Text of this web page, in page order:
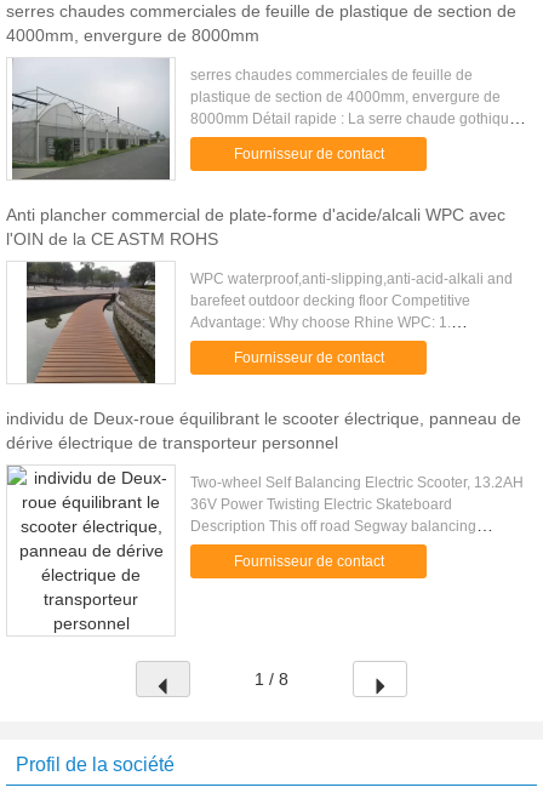
serres chaudes commerciales de feuille de plastique de section de
4000mm, envergure de 8000mm
serres chaudes commerciales de feuille de
plastique de section de 4000mm, envergure de
8000mm Détail rapide : La serre chaude gothique
de style de XTB est particulièrement conçue pour
les cultivateurs ...
Fournisseur de contact
Anti plancher commercial de plate-forme d'acide/alcali WPC avec
l'OIN de la CE ASTM ROHS
WPC waterproof,anti-slipping,anti-acid-alkali and
barefeet outdoor decking floor Competitive
Advantage: Why choose Rhine WPC: 1.
professional experiences in flooring
industry,OEM/ODM 2. We can assure the ...
Fournisseur de contact
individu de Deux-roue équilibrant le scooter électrique, panneau de
dérive électrique de transporteur personnel
Two-wheel Self Balancing Electric Scooter, 13.2AH
36V Power Twisting Electric Skateboard
Description This off road Segway balancing
scooter earned its reputation by its reliable quality.
All the core components...
Fournisseur de contact
1 / 8
Profil de la société